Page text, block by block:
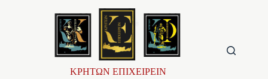
ΚΡΗΤΩΝ ΕΠΙΧΕΙΡΕΙΝ